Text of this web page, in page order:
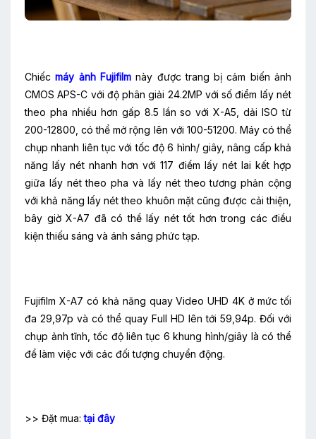
Chiếcmáy ảnh Fujifilmnày được trang bị cảm biến ảnh
CMOS APS-C với độ phân giải 24.2MP với số điểm lấy nét
theo pha nhiều hơn gấp 8.5 lần so với X-A5, dải ISO từ
200-12800, có thể mở rộng lên với 100-51200. Máy có thể
chụp nhanh liên tục với tốc độ 6 hình/ giây, nâng cấp khả
năng lấy nét nhanh hơn với 117 điểm lấy nét lai kết hợp
giữa lấy nét theo pha và lấy nét theo tương phản cộng
với khả năng lấy nét theo khuôn mặt cũng được cải thiện,
bây giờ X-A7 đã có thể lấy nét tốt hơn trong các điều
kiện thiếu sáng và ánh sáng phức tạp.
Fujifilm X-A7 có khả năng quay Video UHD 4K ở mức tối
đa 29,97p và có thể quay Full HD lên tới 59,94p. Đối với
chụp ảnh tĩnh, tốc độ liên tục 6 khung hình/giây là có thể
để làm việc với các đối tượng chuyển động.
>> Đặt mua:tại đây